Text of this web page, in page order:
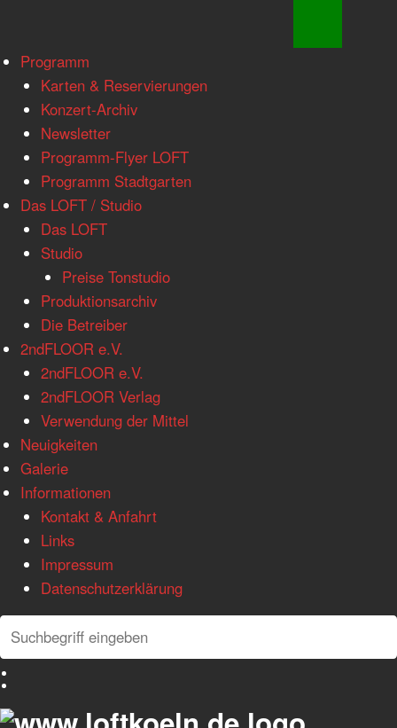
www.loftkoeln.de
navigation
Skip
content
Programm
Karten & Reservierungen
Konzert-Archiv
Newsletter
Programm-Flyer LOFT
Programm Stadtgarten
Das LOFT / Studio
Das LOFT
Studio
Preise Tonstudio
Produktionsarchiv
Die Betreiber
2ndFLOOR e.V.
2ndFLOOR e.V.
2ndFLOOR Verlag
Verwendung der Mittel
Neuigkeiten
Galerie
Informationen
Kontakt & Anfahrt
Links
Impressum
Datenschutzerklärung
Search
Search